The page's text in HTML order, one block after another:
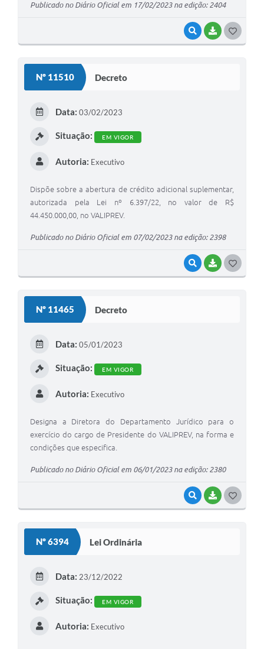
VISUALIZAR
BAIXAR
Publicado no Diário Oficial em 17/02/2023 na edição: 2404
Nº 11510 Decreto
VISUALIZAR
BAIXAR
Data: 03/02/2023
Situação: EM VIGOR
Autoria: Executivo
Dispõe sobre a abertura de crédito adicional suplementar,
autorizada pela Lei nº 6.397/22, no valor de R$
44.450.000,00, no VALIPREV.
Publicado no Diário Oficial em 07/02/2023 na edição: 2398
Nº 11465 Decreto
VISUALIZAR
BAIXAR
Data: 05/01/2023
Situação: EM VIGOR
Autoria: Executivo
Designa a Diretora do Departamento Jurídico para o
exercício do cargo de Presidente do VALIPREV, na forma e
condições que especifica.
Publicado no Diário Oficial em 06/01/2023 na edição: 2380
Nº 6394 Lei Ordinária
Data: 23/12/2022
Situação: EM VIGOR
Autoria: Executivo